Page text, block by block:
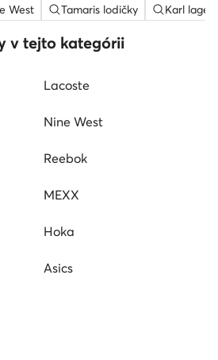
West Tamaris lodičky Karl
v tejto kategórii
Lacoste
Nine West
Reebok
MEXX
Hoka
Asics